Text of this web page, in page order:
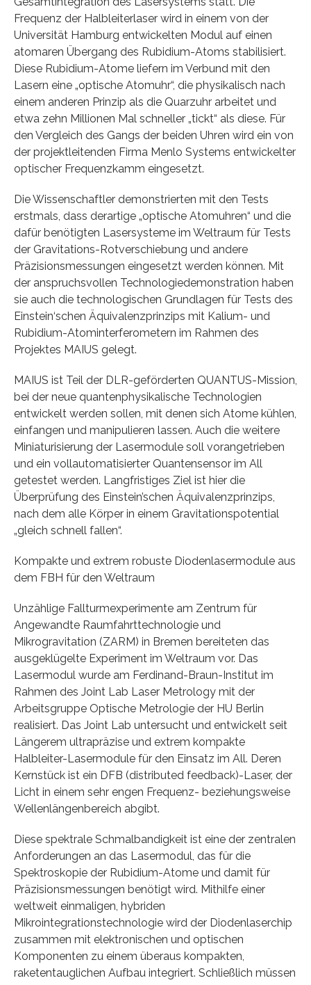
Frequenz der Halbleiterlaser wird in einem von der
Universität Hamburg entwickelten Modul auf einen
atomaren Übergang des Rubidium-Atoms stabilisiert.
Diese Rubidium-Atome liefern im Verbund mit den
Lasern eine „optische Atomuhr“, die physikalisch nach
einem anderen Prinzip als die Quarzuhr arbeitet und
etwa zehn Millionen Mal schneller „tickt“ als diese. Für
den Vergleich des Gangs der beiden Uhren wird ein von
der projektleitenden Firma Menlo Systems entwickelter
optischer Frequenzkamm eingesetzt.
Die Wissenschaftler demonstrierten mit den Tests
erstmals, dass derartige „optische Atomuhren“ und die
dafür benötigten Lasersysteme im Weltraum für Tests
der Gravitations-Rotverschiebung und andere
Präzisionsmessungen eingesetzt werden können. Mit
der anspruchsvollen Technologiedemonstration haben
sie auch die technologischen Grundlagen für Tests des
Einstein‘schen Äquivalenzprinzips mit Kalium- und
Rubidium-Atominterferometern im Rahmen des
Projektes MAIUS gelegt.
MAIUS ist Teil der DLR-geförderten QUANTUS-Mission,
bei der neue quantenphysikalische Technologien
entwickelt werden sollen, mit denen sich Atome kühlen,
einfangen und manipulieren lassen. Auch die weitere
Miniaturisierung der Lasermodule soll vorangetrieben
und ein vollautomatisierter Quantensensor im All
getestet werden. Langfristiges Ziel ist hier die
Überprüfung des Einstein’schen Äquivalenzprinzips,
nach dem alle Körper in einem Gravitationspotential
„gleich schnell fallen“.
Kompakte und extrem robuste Diodenlasermodule aus
dem FBH für den Weltraum
Unzählige Fallturmexperimente am Zentrum für
Angewandte Raumfahrttechnologie und
Mikrogravitation (ZARM) in Bremen bereiteten das
ausgeklügelte Experiment im Weltraum vor. Das
Lasermodul wurde am Ferdinand-Braun-Institut im
Rahmen des Joint Lab Laser Metrology mit der
Arbeitsgruppe Optische Metrologie der HU Berlin
realisiert. Das Joint Lab untersucht und entwickelt seit
Längerem ultrapräzise und extrem kompakte
Halbleiter-Lasermodule für den Einsatz im All. Deren
Kernstück ist ein DFB (distributed feedback)-Laser, der
Licht in einem sehr engen Frequenz- beziehungsweise
Wellenlängenbereich abgibt.
Diese spektrale Schmalbandigkeit ist eine der zentralen
Anforderungen an das Lasermodul, das für die
Spektroskopie der Rubidium-Atome und damit für
Präzisionsmessungen benötigt wird. Mithilfe einer
weltweit einmaligen, hybriden
Mikrointegrationstechnologie wird der Diodenlaserchip
zusammen mit elektronischen und optischen
Komponenten zu einem überaus kompakten,
raketentauglichen Aufbau integriert. Schließlich müssen